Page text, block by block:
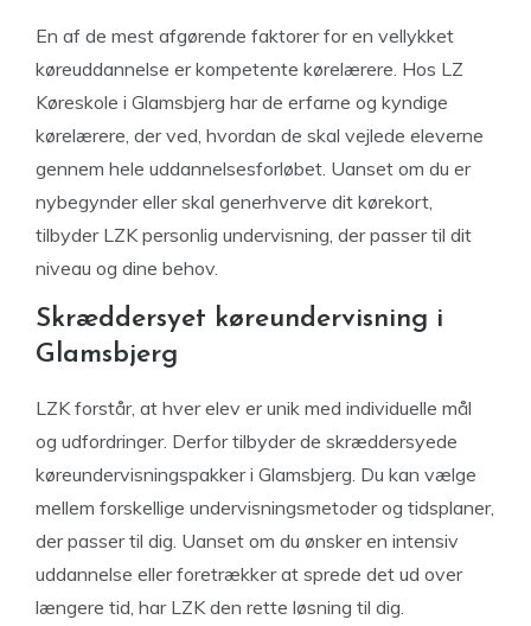
En af de mest afgørende faktorer for en vellykket
køreuddannelse er kompetente kørelærere. Hos LZ
Køreskole i Glamsbjerg har de erfarne og kyndige
kørelærere, der ved, hvordan de skal vejlede eleverne
gennem hele uddannelsesforløbet. Uanset om du er
nybegynder eller skal generhverve dit kørekort,
tilbyder LZK personlig undervisning, der passer til dit
niveau og dine behov.
Skræddersyet køreundervisning i
Glamsbjerg
LZK forstår, at hver elev er unik med individuelle mål
og udfordringer. Derfor tilbyder de skræddersyede
køreundervisningspakker i Glamsbjerg. Du kan vælge
mellem forskellige undervisningsmetoder og tidsplaner,
der passer til dig. Uanset om du ønsker en intensiv
uddannelse eller foretrækker at sprede det ud over
længere tid, har LZK den rette løsning til dig.